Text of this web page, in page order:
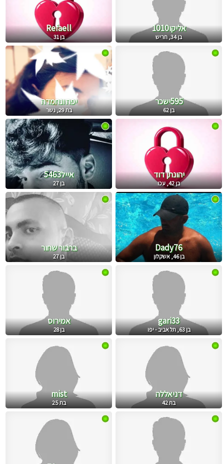
אליקו1010
בן 34, חריש
Refaell
בן 31
595ישכר
בן 62
יפה ונחמדה
בת 29, נשר
יהונתן דוד
בן 42, עכו
אייל5463
בן 27
Dady76
בן 46, אשקלון
ברבור שחור
בן 27
gari33
בן 63, תל אביב - יפו
אמירוס
בן 28
דניאללה
בת 42
mist
בת 25